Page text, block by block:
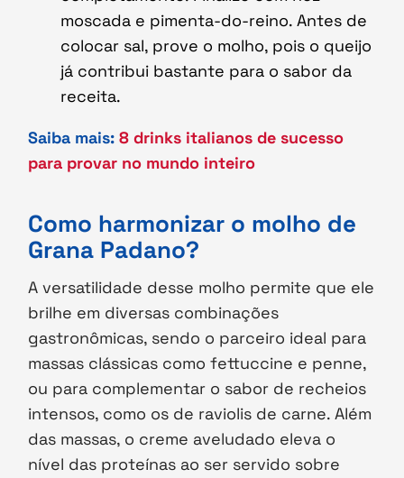
moscada e pimenta-do-reino. Antes de
colocar sal, prove o molho, pois o queijo
já contribui bastante para o sabor da
receita.
Saiba mais: 8 drinks italianos de sucesso
para provar no mundo inteiro
Como harmonizar o molho de
Grana Padano?
A versatilidade desse molho permite que ele
brilhe em diversas combinações
gastronômicas, sendo o parceiro ideal para
massas clássicas como fettuccine e penne,
ou para complementar o sabor de recheios
intensos, como os de raviolis de carne. Além
das massas, o creme aveludado eleva o
nível das proteínas ao ser servido sobre